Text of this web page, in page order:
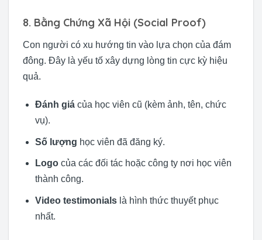
8. Bằng Chứng Xã Hội (Social Proof)
Con người có xu hướng tin vào lựa chọn của đám
đông. Đây là yếu tố xây dựng lòng tin cực kỳ hiệu
quả.
Đánh giácủa học viên cũ (kèm ảnh, tên, chức
vụ).
Số lượng học viên đã đăng ký.
Logocủa các đối tác hoặc công ty nơi học viên
thành công.
Video testimonialslà hình thức thuyết phục
nhất.